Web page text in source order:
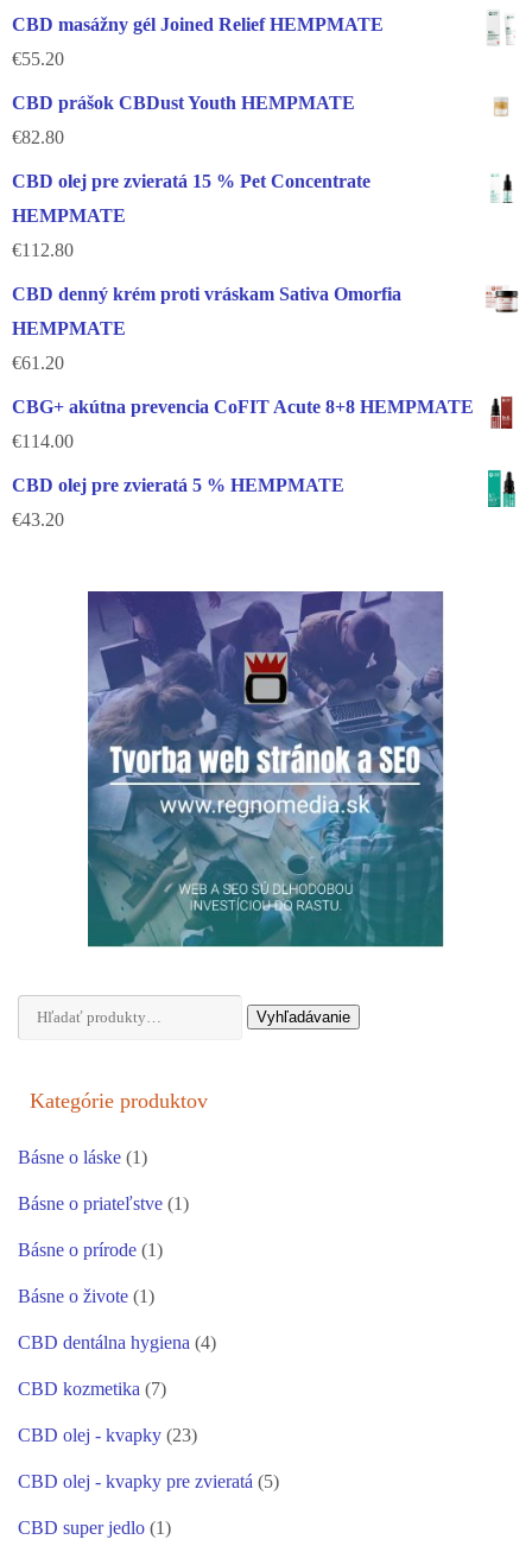
CBD masážny gél Joined Relief HEMPMATE
€55.20
CBD prášok CBDust Youth HEMPMATE
€82.80
CBD olej pre zvieratá 15 % Pet Concentrate
HEMPMATE
€112.80
CBD denný krém proti vráskam Sativa Omorfia
HEMPMATE
€61.20
CBG+ akútna prevencia CoFIT Acute 8+8 HEMPMATE
€114.00
CBD olej pre zvieratá 5 % HEMPMATE
€43.20
Hľadať: Vyhľadávanie
Kategórie produktov
Básne o láske (1)
Básne o priateľstve (1)
Básne o prírode (1)
Básne o živote (1)
CBD dentálna hygiena (4)
CBD kozmetika (7)
CBD olej - kvapky (23)
CBD olej - kvapky pre zvieratá (5)
CBD super jedlo (1)